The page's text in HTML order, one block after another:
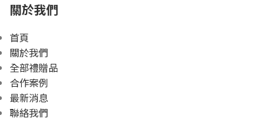
關於我們
首頁
關於我們
全部禮贈品
合作案例
最新消息
聯絡我們